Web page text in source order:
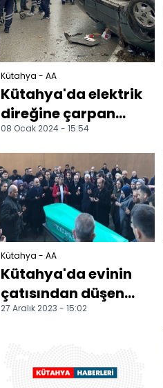
Kütahya - AA
Kütahya'da elektrik
direğine çarpan
otomobildeki 5 kişi
yaralandı
08 Ocak 2024 - 15:54
Kütahya - AA
Kütahya'da evinin
çatısından düşen
kişi hayatını
27 Aralık 2023 - 15:02